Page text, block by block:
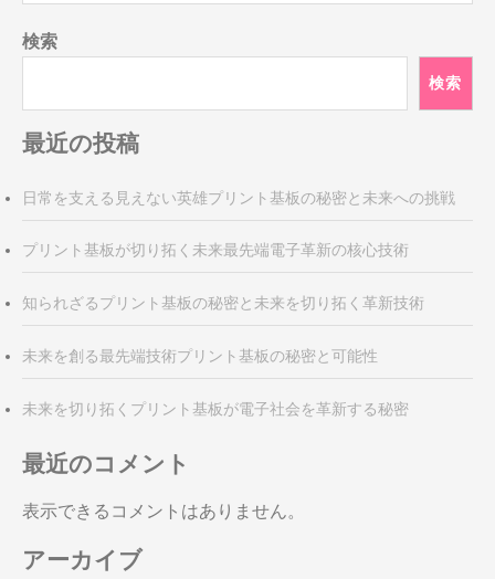
ビ
シ
ョ
ン
検索
検索
最近の投稿
日常を支える見えない英雄プリント基板の秘密と未来への挑戦
プリント基板が切り拓く未来最先端電子革新の核心技術
知られざるプリント基板の秘密と未来を切り拓く革新技術
未来を創る最先端技術プリント基板の秘密と可能性
未来を切り拓くプリント基板が電子社会を革新する秘密
最近のコメント
表示できるコメントはありません。
アーカイブ